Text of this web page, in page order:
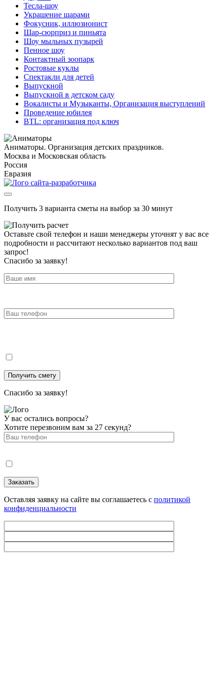
Тесла-шоу
Украшение шарами
Фокусник, иллюзионист
Шар-сюрприз и пиньята
Шоу мыльных пузырей
Пенное шоу
Контактный зоопарк
Ростовые куклы
Спектакли для детей
Выпускной
Выпускной в детском саду
Вокалисты и Музыканты, Организация выступлений
Проведение юбилея
BTL: организация под ключ
Аниматоры. Организация детских праздников.
Москва и Московская область
Россия
Евразия
Получить 3 варианта сметы на выбор за 30 минут
Оставьте свой телефон и наши менеджеры уточнят у вас все
подробности и рассчитают несколько вариантов под ваш
запрос!
Спасибо за заявку!
Спасибо за заявку!
У вас остались вопросы?
Хотите перезвоним вам за 27 секунд?
Оставляя заявку на сайте вы соглашаетесь с политикой
конфиденциальности